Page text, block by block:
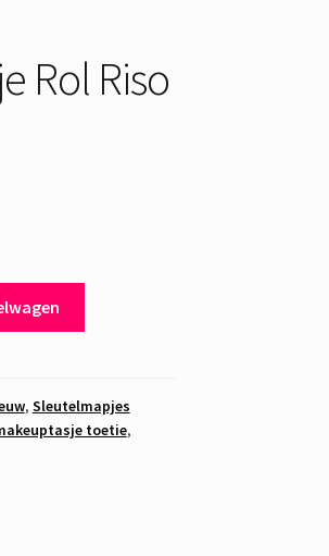
Rol Riso
, Sleutelmapjes
toetie,